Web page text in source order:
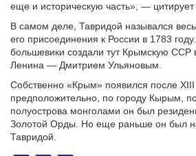
еще и историческую часть», — цитирует
В самом деле, Тавридой назывался
его присоединения к России в 1783
большевики создали тут Крымскую ССР
Ленина — Дмитрием Ульяновым.
Собственно «Крым» появился после XIII
предположительно, по городу Кырым,
полуострова монголами он был
Золотой Орды. Но еще раньше он был
Тавридой.